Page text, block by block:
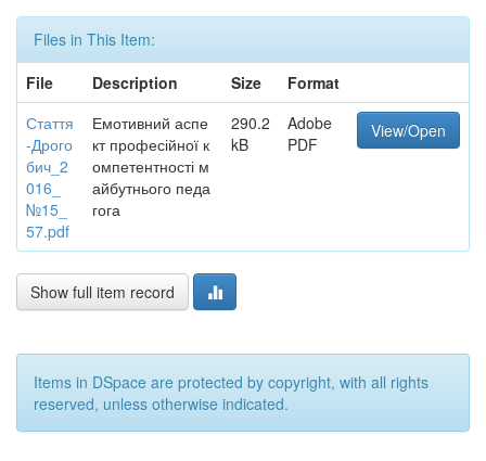
Files in This Item:
File
Description Size
Format
Стаття
-Дрого
бич_2
016_
№15_
57.pdf
Емотивний аспе
кт професійної к
омпетентності м
айбутнього педа
гога
290.2
kB
Adobe
PDF
View/Open
Show full item record
Items in DSpace are protected by copyright, with all rights
reserved, unless otherwise indicated.